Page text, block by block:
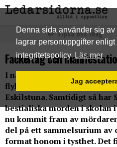
Denna sida använder sig
lagrar personuppgifter enligt
integritetspolicy Läs mer
Jag
Tipsa oss idag
Fackeltåg och
I natt har det varit en ny
flyktingar skulle bo, den
Eskilstuna. Samtidigt så har
bestialiska morden i skolan
nu kommit fram av
del på ett sammelsurium av
format honom i tysthet. Det